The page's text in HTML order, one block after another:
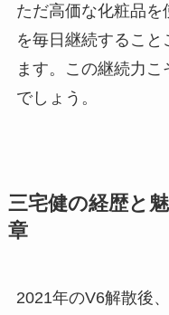
ただ高価な化粧品
を毎日継続するこ
ます。この継続力
でしょう。
三宅健の経歴と
章
2021年のV6解散後